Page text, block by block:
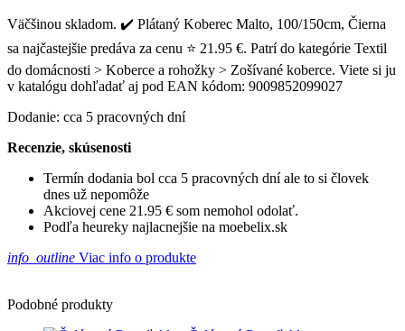
Väčšinou skladom. ✔️ Plátaný Koberec Malto, 100/150cm, Čierna
sa najčastejšie predáva za cenu ⭐ 21.95 €. Patrí do kategórie Textil
do domácnosti > Koberce a rohožky > Zošívané koberce. Viete si ju
v katalógu dohľadať aj pod EAN kódom: 9009852099027
Dodanie: cca 5 pracovných dní
Recenzie, skúsenosti
Termín dodania bol cca 5 pracovných dní ale to si človek
dnes už nepomôže
Akciovej cene 21.95 € som nemohol odolať.
Podľa heureky najlacnejšie na moebelix.sk
info_outline Viac info o produkte
Podobné produkty